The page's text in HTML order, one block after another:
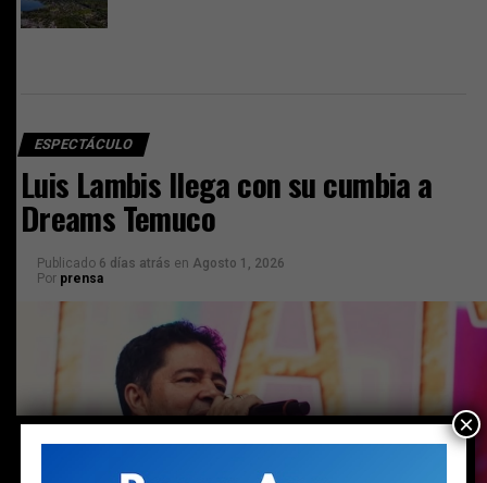
ESPECTÁCULO
Luis Lambis llega con su cumbia a
Dreams Temuco
Publicado 6 días atrás en Agosto 1, 2026
Por prensa
×